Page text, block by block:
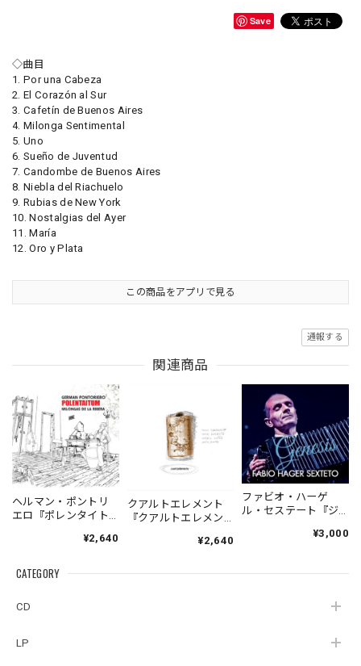
CATEGORY
CD
LP
Save
◇曲目
1. Por una Cabeza
2. El Corazón al Sur
3. Cafetín de Buenos Aires
4. Milonga Sentimental
5. Uno
6. Sueño de Juventud
7. Candombe de Buenos Aires
8. Niebla del Riachuelo
9. Rubias de New York
10. Nostalgias del Ayer
11. María
12. Oro y Plata
この商品をアプリで見る
通報する
関連商品
ヘルマン・ポントリ
エロ『ポレンタイト
Pontoriero『POLENT
la Ribera』
¥2,640
クアルトエレメント
『クアルトエレメン
Cuartoelemento『Cu
（007RECORDS-27）
¥2,640
ファビオ・ハーゲ
ル・セステート『ジ
¥3,000